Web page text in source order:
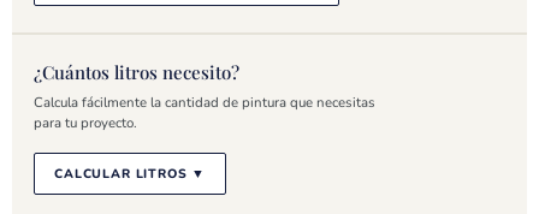
¿Cuántos litros necesito?
Calcula fácilmente la cantidad de pintura que necesitas
para tu proyecto.
CALCULAR LITROS